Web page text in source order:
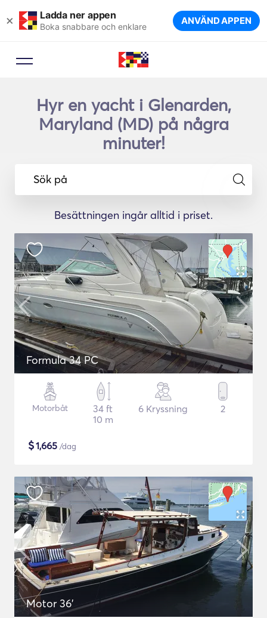
× Ladda ner appen
Boka snabbare och enklare ANVÄND APPEN
Hyr en yacht i Glenarden,
Maryland (MD) på några
minuter!
Sök på
Besättningen ingår alltid i priset.
Formula 34 PC
Motorbåt
34 ft
10 m
6 Kryssning 2
$1,665 /dag
Motor 36'